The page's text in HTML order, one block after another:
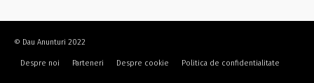
© Dau Anunturi 2022
Despre noi Parteneri Despre cookie Politica de confidentialitate